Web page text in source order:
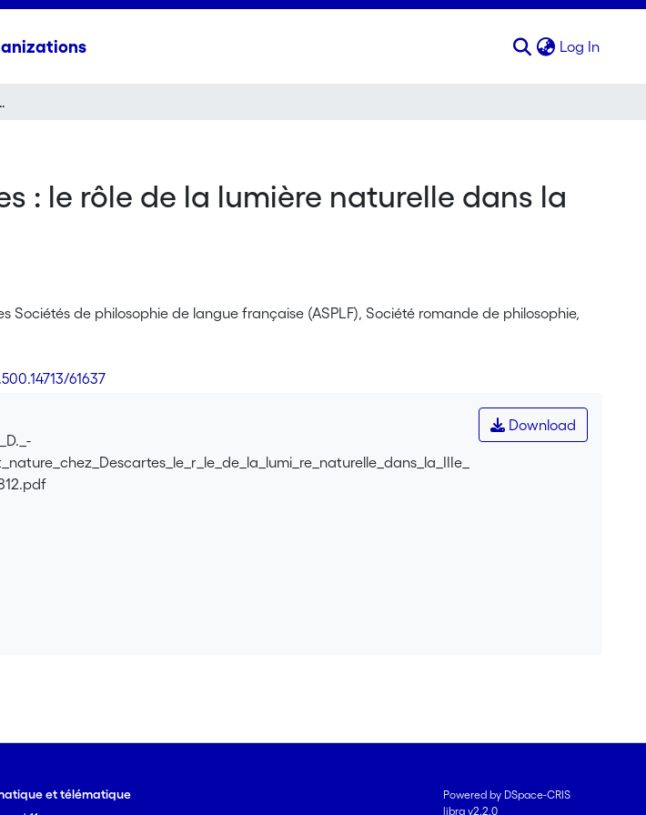
Log In
naturelle dans la IIIe Méditation
: le rôle de la lumière naturelle dans la
Sociétés de philosophie de langue française (ASPLF), Société romande de philosophie,
61637
Download
et télématique
Powered by DSpace-CRIS
libra v2.2.0